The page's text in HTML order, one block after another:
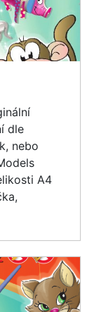
dle
nebo
A4